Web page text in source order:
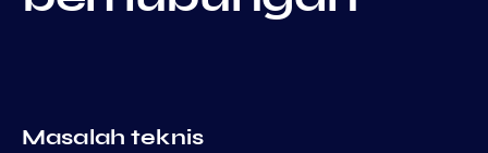
Masalah teknis